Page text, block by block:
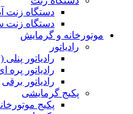
دستگاه زنت
دستگاه زنت
موتورخانه و گرمایش
رادیاتور
رادیاتور
رادیاتور پره
رادیاتور برقی
پکیج گرمایشی
پکیج